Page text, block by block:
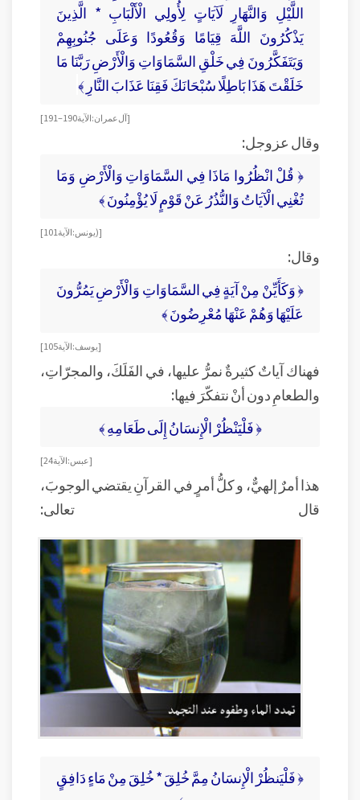
اللَّيْلِ وَالنَّهَارِ لَآيَاتٍ لِأُولِي الْأَلْبَابِ * الَّذِينَ
يَذْكُرُونَ اللَّهَ قِيَامًا وَقُعُودًا وَعَلَى جُنُوبِهِمْ
وَيَتَفَكَّرُونَ فِي خَلْقِ السَّمَاوَاتِ وَالْأَرْضِ رَبَّنَا مَا
خَلَقْتَ هَذَا بَاطِلًا سُبْحَانَكَ فَقِنَا عَذَابَ النَّارِ ﴾
[ آل عمران: الآية 190 – 191]
وقال عزوجل:
﴿ قُلْ انْظُرُوا مَاذَا فِي السَّمَاوَاتِ وَالْأَرْضِ وَمَا
تُغْنِي الْآيَاتُ وَالنُّذُرُ عَنْ قَوْمٍ لَا يُؤْمِنُونَ ﴾
[ ( يونس: الآية 101]
وقال:
﴿ وَكَأَيِّنْ مِنْ آيَةٍ فِي السَّمَاوَاتِ وَالْأَرْضِ يَمُرُّونَ
عَلَيْهَا وَهُمْ عَنْهَا مُعْرِضُونَ ﴾
[ يوسف: الآية 105 ]
فهناك آياتٌ كثيرةٌ نمرُّ عليها، في الفَلَكَ، والمجرّاتِ،
والطعامِ دون أنْ نتفكّرَ فيها:
﴿ فَلْيَنْظُرْ الْإِنسَانُ إِلَى طَعَامِهِ ﴾
[ عبس: الآية 24 ]
هذا أمرٌ إلهيٌّ، و كلُّ أمرٍ في القرآنِ يقتضي الوجوبَ،
قال تعالى:
﴿ فَلْيَنظُرْ الْإِنسَانُ مِمَّ خُلِقَ * خُلِقَ مِنْ مَاءٍ دَافِقٍ